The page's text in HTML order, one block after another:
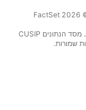
בחר נתוני ייחוס המסופקים על ידי FactSet. זכויות יוצרים © 2026 ‏FactSet
זכויות יוצרים © 2026, ‏American Bankers Association. מסד הנתונים CUSIP